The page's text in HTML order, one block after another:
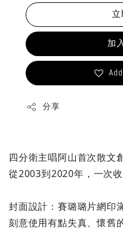
加
分享
四分衛主唱阿山首次散文
從2003到2020年，一次
封面設計：賽璐璐片網印
刻意使用有點失真、懷舊